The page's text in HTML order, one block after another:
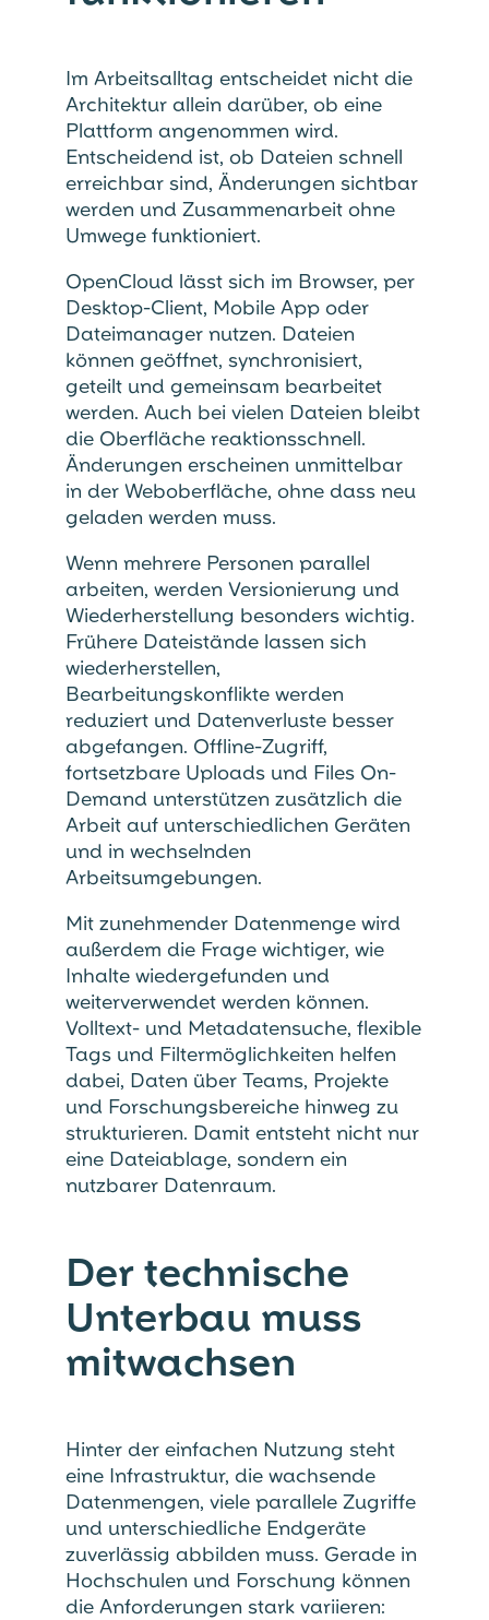
Im Arbeitsalltag entscheidet nicht die
Architektur allein darüber, ob eine
Plattform angenommen wird.
Entscheidend ist, ob Dateien schnell
erreichbar sind, Änderungen sichtbar
werden und Zusammenarbeit ohne
Umwege funktioniert.
OpenCloud lässt sich im Browser, per
Desktop-Client, Mobile App oder
Dateimanager nutzen. Dateien
können geöffnet, synchronisiert,
geteilt und gemeinsam bearbeitet
werden. Auch bei vielen Dateien bleibt
die Oberfläche reaktionsschnell.
Änderungen erscheinen unmittelbar
in der Weboberfläche, ohne dass neu
geladen werden muss.
Wenn mehrere Personen parallel
arbeiten, werden Versionierung und
Wiederherstellung besonders wichtig.
Frühere Dateistände lassen sich
wiederherstellen,
Bearbeitungskonflikte werden
reduziert und Datenverluste besser
abgefangen. Offline-Zugriff,
fortsetzbare Uploads und Files On-
Demand unterstützen zusätzlich die
Arbeit auf unterschiedlichen Geräten
und in wechselnden
Arbeitsumgebungen.
Mit zunehmender Datenmenge wird
außerdem die Frage wichtiger, wie
Inhalte wiedergefunden und
weiterverwendet werden können.
Volltext- und Metadatensuche, flexible
Tags und Filtermöglichkeiten helfen
dabei, Daten über Teams, Projekte
und Forschungsbereiche hinweg zu
strukturieren. Damit entsteht nicht nur
eine Dateiablage, sondern ein
nutzbarer Datenraum.
Der technische
Unterbau muss
mitwachsen
Hinter der einfachen Nutzung steht
eine Infrastruktur, die wachsende
Datenmengen, viele parallele Zugriffe
und unterschiedliche Endgeräte
zuverlässig abbilden muss. Gerade in
Hochschulen und Forschung können
die Anforderungen stark variieren: